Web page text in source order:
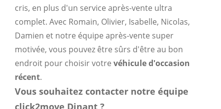
cris, en plus d'un service après-vente ultra
complet. Avec Romain, Olivier, Isabelle, Nicolas,
Damien et notre équipe après-vente super
motivée, vous pouvez être sûrs d'être au bon
endroit pour choisir votre véhicule d'occasion
récent.
Vous souhaitez contacter notre équipe
click2move Dinant ?